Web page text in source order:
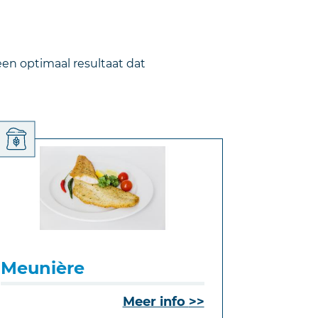
optimaal resultaat dat
Meunière
Meer info